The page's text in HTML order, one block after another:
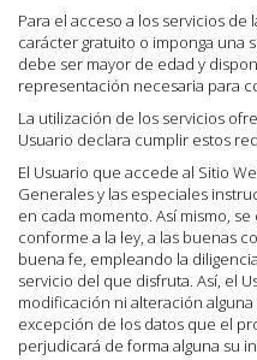
Para el acceso a los servicios
carácter gratuito o imponga una
debe ser mayor de edad y
representación necesaria para
La utilización de los servicios
Usuario declara cumplir estos
El Usuario que accede al Sitio
Generales y las especiales
en cada momento. Así mismo,
conforme a la ley, a las buenas
buena fe, empleando la
servicio del que disfruta. Así, el
modificación ni alteración
excepción de los datos que el
perjudicará de forma alguna su